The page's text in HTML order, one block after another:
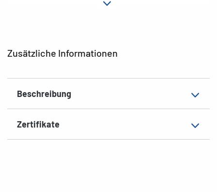
Zusätzliche Informationen
Beschreibung
Zertifikate